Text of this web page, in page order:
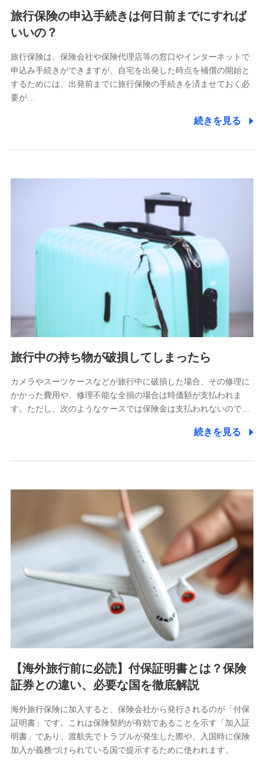
旅行保険の申込手続きは何日前までにすれば
いいの？
旅行保険は、保険会社や保険代理店等の窓口やインターネットで
申込み手続きができますが、自宅を出発した時点を補償の開始と
するためには、出発前までに旅行保険の手続きを済ませておく必
要が…
続きを見る
旅行中の持ち物が破損してしまったら
カメラやスーツケースなどが旅行中に破損した場合、その修理に
かかった費用や、修理不能な全損の場合は時価額が支払われま
す。ただし、次のようなケースでは保険金は支払われないので…
続きを見る
【海外旅行前に必読】付保証明書とは？保険
証券との違い、必要な国を徹底解説
海外旅行保険に加入すると、保険会社から発行されるのが「付保
証明書」です。これは保険契約が有効であることを示す「加入証
明書」であり、渡航先でトラブルが発生した際や、入国時に保険
加入が義務づけられている国で提示するために使われます。